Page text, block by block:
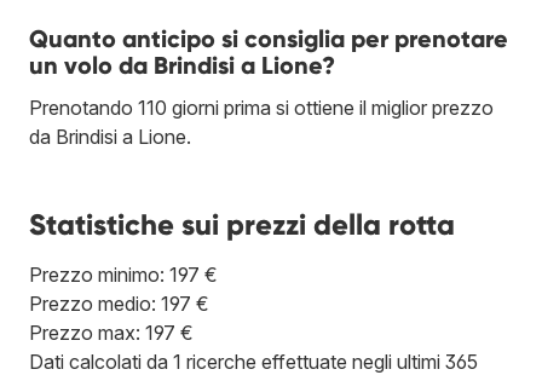
Quanto anticipo si consiglia per prenotare
un volo da Brindisi a Lione?
Prenotando 110 giorni prima si ottiene il miglior prezzo
da Brindisi a Lione.
Statistiche sui prezzi della rotta
Prezzo minimo: 197 €
Prezzo medio: 197 €
Prezzo max: 197 €
Dati calcolati da 1 ricerche effettuate negli ultimi 365